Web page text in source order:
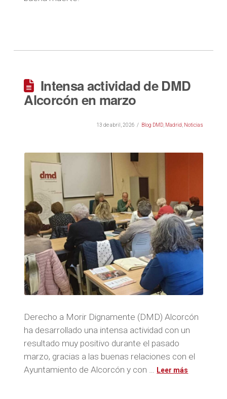
Intensa actividad de DMD
Alcorcón en marzo
13 de abril, 2026 Blog DMD, Madrid Noticias
Derecho a Morir Dignamente (DMD) Alcorcón
ha desarrollado una intensa actividad con un
resultado muy positivo durante el pasado
marzo, gracias a las buenas relaciones con el
Ayuntamiento de Alcorcón y con …